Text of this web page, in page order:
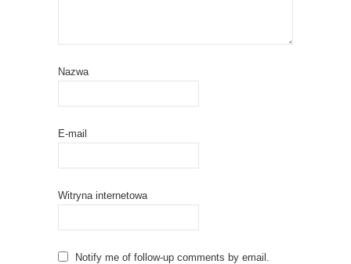
Nazwa
E-mail
Witryna internetowa
Notify me of follow-up comments by email.